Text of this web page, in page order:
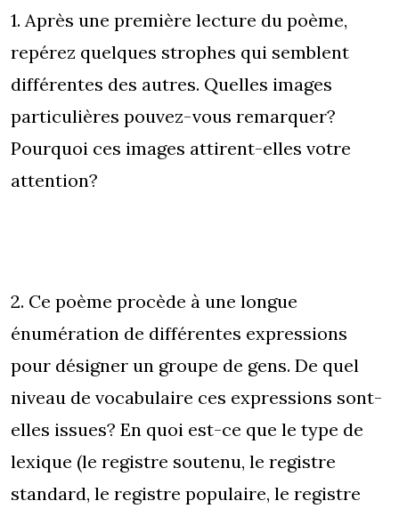
1. Après une première lecture du poème,
repérez quelques strophes qui semblent
différentes des autres. Quelles images
particulières pouvez-vous remarquer?
Pourquoi ces images attirent-elles votre
attention?
2. Ce poème procède à une longue
énumération de différentes expressions
pour désigner un groupe de gens. De quel
niveau de vocabulaire ces expressions sont-
elles issues? En quoi est-ce que le type de
lexique (le registre soutenu, le registre
standard, le registre populaire, le registre